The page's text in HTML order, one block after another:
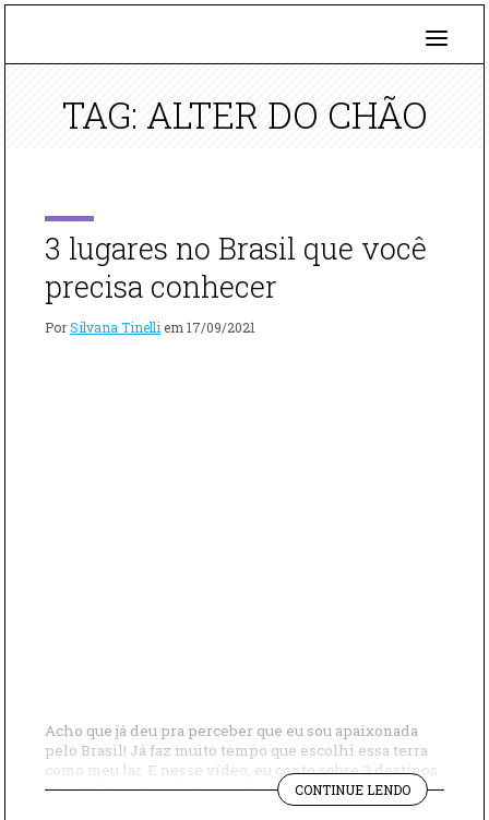
TAG: ALTER DO CHÃO
3 lugares no Brasil que você
precisa conhecer
PorSilvana Tinelli em 17/09/2021
Acho que já deu pra perceber que eu sou apaixonada
pelo Brasil! Já faz muito tempo que escolhi essa terra
como meu lar. E nesse vídeo, eu conto sobre 3 destinos
imperdíveis, paradisíacos, que você precisa visitar por
aqui: Alter do Chão, no Pará, Lençóis Maranheses (o
CONTINUE LENDO"3
LUGARES